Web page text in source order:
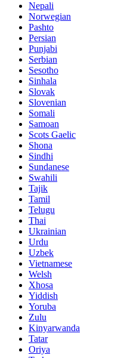
Nepali
Norwegian
Pashto
Persian
Punjabi
Serbian
Sesotho
Sinhala
Slovak
Slovenian
Somali
Samoan
Scots Gaelic
Shona
Sindhi
Sundanese
Swahili
Tajik
Tamil
Telugu
Thai
Ukrainian
Urdu
Uzbek
Vietnamese
Welsh
Xhosa
Yiddish
Yoruba
Zulu
Kinyarwanda
Tatar
Oriya